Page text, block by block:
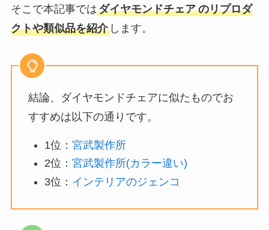
そこで本記事ではダイヤモンドチェア のリプロダ
クトや類似品を紹介します。
結論、ダイヤモンドチェアに似たものでお
すすめは以下の通りです。
1位： 宮武製作所
2位： 宮武製作所(カラー違い)
3位： インテリアのジェンコ